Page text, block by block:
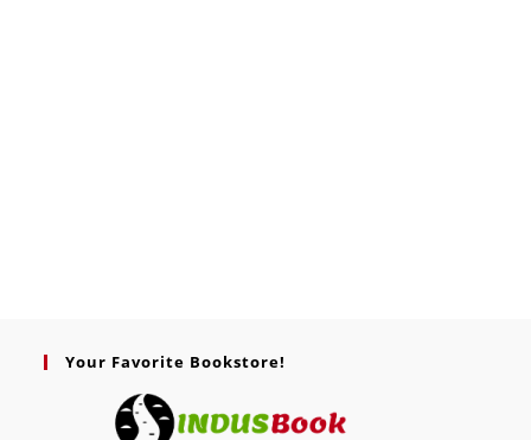
Your Favorite Bookstore!